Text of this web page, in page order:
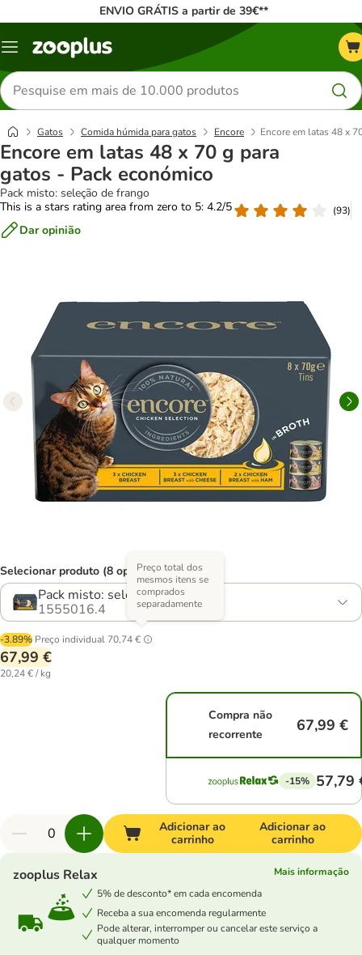
ENVIO GRÁTIS a partir de 39€**
Menu
Pesquisar
produtos
Gatos Comida húmida para gatos Encore Encore em latas 48 x
Encore em latas 48 x 70 g para
gatos - Pack económico
Pack misto: seleção de frango
This is a stars rating area from zero to 5: 4.2/5
(93)
Dar opinião
Selecionar produto (8 opções)
Pack misto: seleção de frango
1555016.4
-3.89% Preço individual 70,74 €
Preço total dos
mesmos itens se
comprados
separadamente
67,99 €
20,24 € / kg
Compra não
recorrente
67,99 €
-15% 57,79
Adicionar ao
carrinho
Adicionar ao
carrinho
zooplus Relax
Mais informação
5% de desconto* em cada encomenda
Receba a sua encomenda regularmente
Pode alterar, interromper ou cancelar este serviço a
qualquer momento